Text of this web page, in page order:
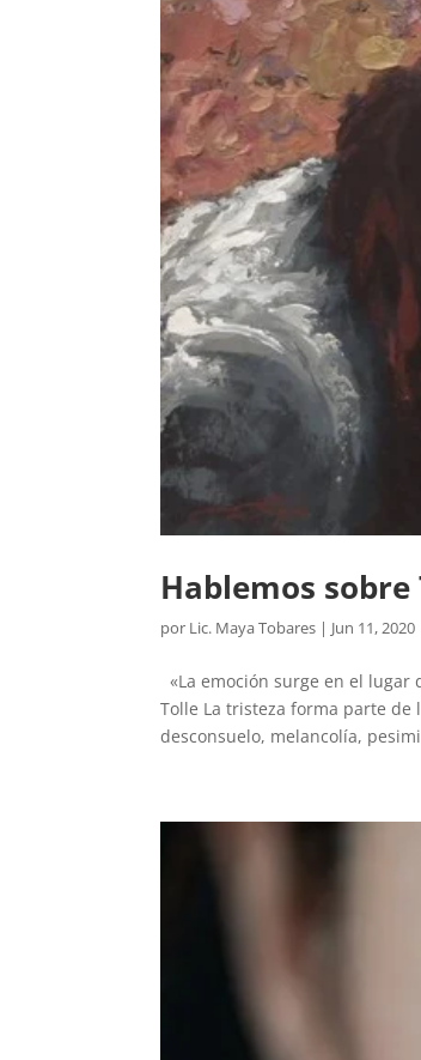
Hablemos sobre
por Lic. Maya Tobares | Jun 11, 2020
«La emoción surge en el lugar
Tolle La tristeza forma parte de
desconsuelo, melancolía,